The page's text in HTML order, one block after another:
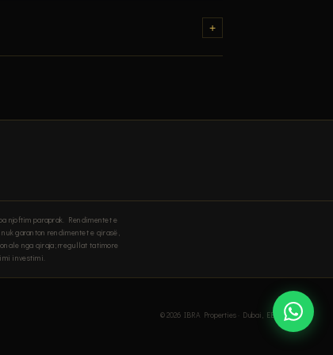
+
njoftim paraprak. Rendimentet e
garanton rendimentet e qirasë,
nga qiraja; rregullat tatimore
investimi.
© 2026 IBRA Properties · Dubai, EBA